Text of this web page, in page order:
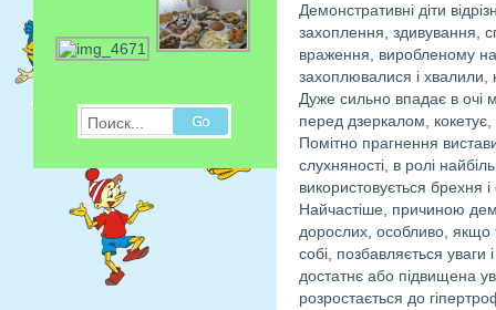
Демонстративні діти
захоплення, здивування,
враження, виробленому
захоплювалися і хвалили,
Дуже сильно впадає в очі
перед дзеркалом, кокетує,
Помітно прагнення
слухняності, в ролі
використовується брехня і
Найчастіше, причиною
дорослих, особливо, якщо
собі, позбавляється
достатнє або підвищена
розростається до
Поиск...